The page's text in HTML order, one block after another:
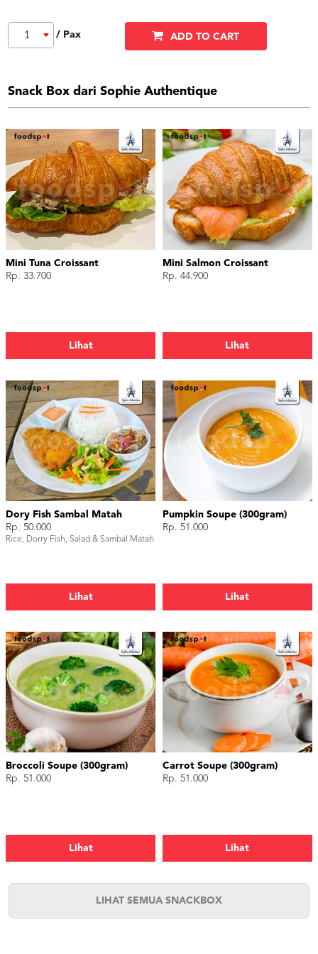
1 / Pax ADD TO CART
Snack Box dari Sophie Authentique
Mini Tuna Croissant
Rp. 33.700
Lihat
Mini Salmon Croissant
Rp. 44.900
Lihat
Dory Fish Sambal Matah
Rp. 50.000
Rice, Dorry Fish, Salad & Sambal Matah
Lihat
Pumpkin Soupe (300gram)
Rp. 51.000
Lihat
Broccoli Soupe (300gram)
Rp. 51.000
Lihat
Carrot Soupe (300gram)
Rp. 51.000
Lihat
LIHAT SEMUA SNACKBOX